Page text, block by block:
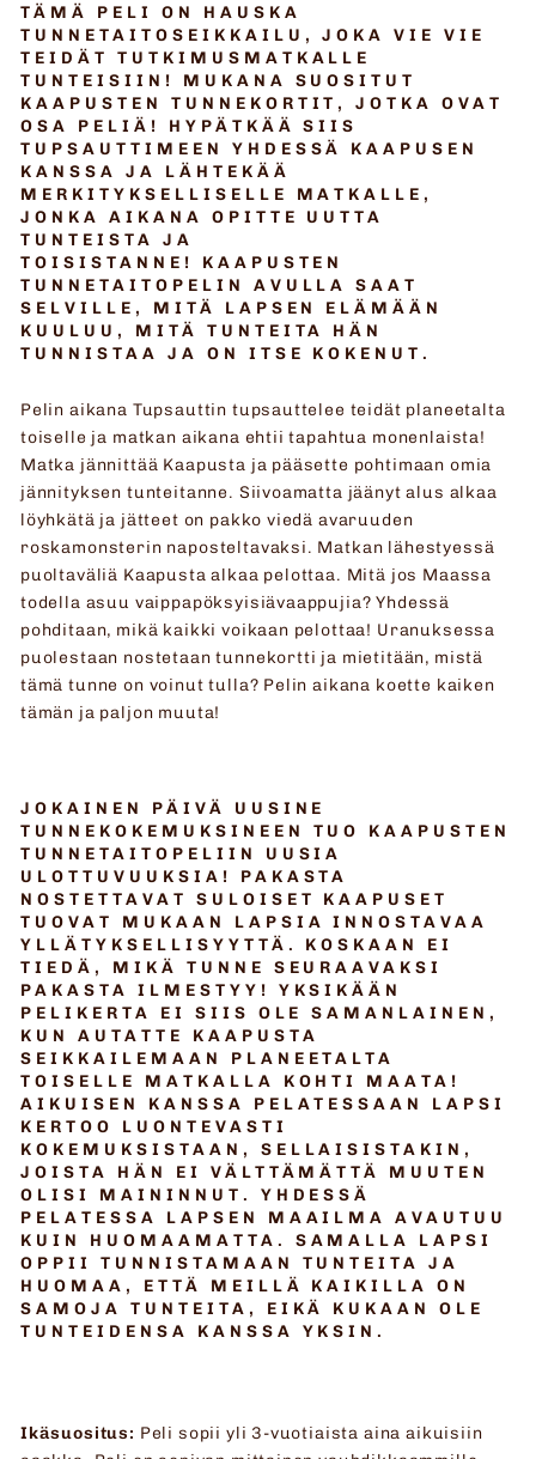
TÄMÄ PELI ON HAUSKA
TUNNETAITOSEIKKAILU, JOKA VIE VIE
TEIDÄT TUTKIMUSMATKALLE
TUNTEISIIN! MUKANA SUOSITUT
KAAPUSTEN TUNNEKORTIT, JOTKA OVAT
OSA PELIÄ! HYPÄTKÄÄ SIIS
TUPSAUTTIMEEN YHDESSÄ KAAPUSEN
KANSSA JA LÄHTEKÄÄ
MERKITYKSELLISELLE MATKALLE,
JONKA AIKANA OPITTE UUTTA
TUNTEISTA JA
TOISISTANNE!
KAAPUSTEN
TUNNETAITOPELIN AVULLA SAAT
SELVILLE, MITÄ LAPSEN ELÄMÄÄN
KUULUU, MITÄ TUNTEITA HÄN
TUNNISTAA JA ON ITSE KOKENUT.
Pelin aikana Tupsauttin tupsauttelee teidät planeetalta
toiselle ja matkan aikana ehtii tapahtua monenlaista!
Matka jännittää Kaapusta ja pääsette pohtimaan omia
jännityksen tunteitanne. Siivoamatta jäänyt alus alkaa
löyhkätä ja jätteet on pakko viedä avaruuden
roskamonsterin naposteltavaksi. Matkan lähestyessä
puoltaväliä Kaapusta alkaa pelottaa. Mitä jos Maassa
todella asuu vaippapöksyisiävaappujia? Yhdessä
pohditaan, mikä kaikki voikaan pelottaa! Uranuksessa
puolestaan nostetaan tunnekortti ja mietitään, mistä
tämä tunne on voinut tulla? Pelin aikana koette kaiken
tämän ja paljon muuta!
JOKAINEN PÄIVÄ UUSINE
TUNNEKOKEMUKSINEEN TUO KAAPUSTEN
TUNNETAITOPELIIN UUSIA
ULOTTUVUUKSIA! PAKASTA
NOSTETTAVAT SULOISET KAAPUSET
TUOVAT MUKAAN LAPSIA INNOSTAVAA
YLLÄTYKSELLISYYTTÄ. KOSKAAN EI
TIEDÄ, MIKÄ TUNNE SEURAAVAKSI
PAKASTA ILMESTYY! YKSIKÄÄN
PELIKERTA EI SIIS OLE SAMANLAINEN,
KUN AUTATTE KAAPUSTA
SEIKKAILEMAAN PLANEETALTA
TOISELLE MATKALLA KOHTI MAATA!
AIKUISEN KANSSA PELATESSAAN LAPSI
KERTOO LUONTEVASTI
KOKEMUKSISTAAN, SELLAISISTAKIN,
JOISTA HÄN EI VÄLTTÄMÄTTÄ MUUTEN
OLISI MAININNUT. YHDESSÄ
PELATESSA LAPSEN MAAILMA AVAUTUU
KUIN HUOMAAMATTA. SAMALLA LAPSI
OPPII TUNNISTAMAAN TUNTEITA JA
HUOMAA, ETTÄ MEILLÄ KAIKILLA ON
SAMOJA TUNTEITA, EIKÄ KUKAAN OLE
TUNTEIDENSA KANSSA YKSIN.
Ikäsuositus: Peli sopii yli 3-vuotiaista aina aikuisiin